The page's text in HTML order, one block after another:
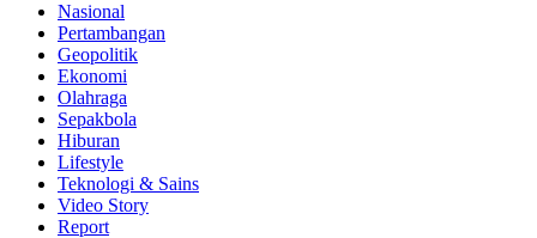
Nasional
Pertambangan
Geopolitik
Ekonomi
Olahraga
Sepakbola
Hiburan
Lifestyle
Teknologi & Sains
Video Story
Report